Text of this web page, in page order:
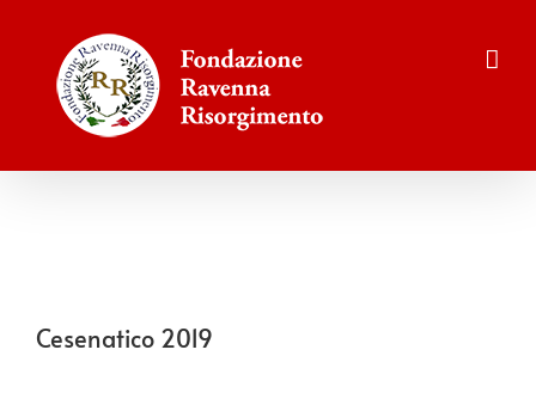
contenuto
Cesenatico 2019